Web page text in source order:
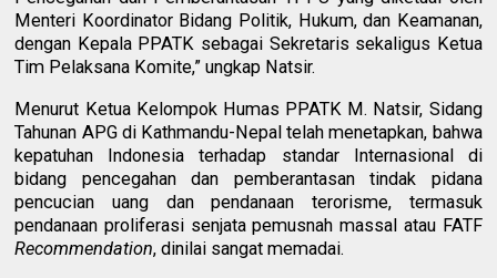
Menteri Koordinator Bidang Politik, Hukum, dan Keamanan,
dengan Kepala PPATK sebagai Sekretaris sekaligus Ketua
Tim Pelaksana Komite,” ungkap Natsir.
Menurut Ketua Kelompok Humas PPATK M. Natsir, Sidang
Tahunan APG di Kathmandu-Nepal telah menetapkan, bahwa
kepatuhan Indonesia terhadap standar Internasional di
bidang pencegahan dan pemberantasan tindak pidana
pencucian uang dan pendanaan terorisme, termasuk
pendanaan proliferasi senjata pemusnah massal atau FATF
Recommendation, dinilai sangat memadai.